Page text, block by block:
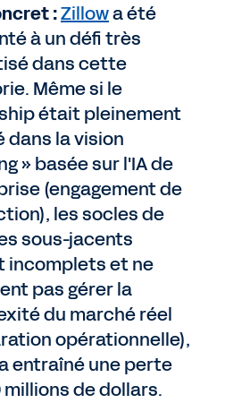
:Zillowa été
à un défi très
dans cette
Même si le
était pleinement
dans la vision
» basée sur l'IA de
(engagement de
les socles de
sous-jacents
incomplets et ne
pas gérer la
du marché réel
opérationnelle),
entraîné une perte
millions de dollars.